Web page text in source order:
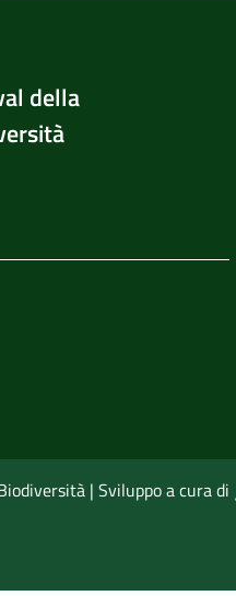
della
| Sviluppo a cura di